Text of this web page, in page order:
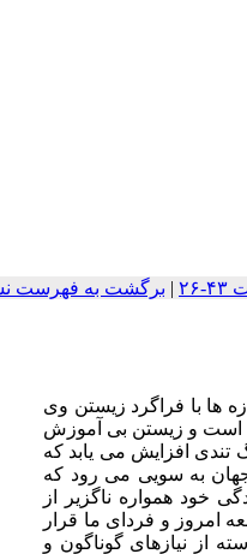
| برگشت به فهرست
ها با فراگرد زیستن وی
است و زیستن بی آموزش
تندی افزایش می یابد که
به سویی می رود که
خود همواره ناگزیر از
امروز و فردای ما قرار
از نیازهای گوناگون و